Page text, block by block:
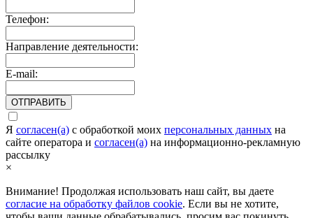
Телефон:
Направление деятельности:
E-mail:
ОТПРАВИТЬ
Я согласен(а) c обработкой моих персональных данных на
сайте оператора и согласен(а) на информационно-рекламную
рассылку
×
Внимание! Продолжая использовать наш сайт, вы даете
согласие на обработку файлов cookie. Если вы не хотите,